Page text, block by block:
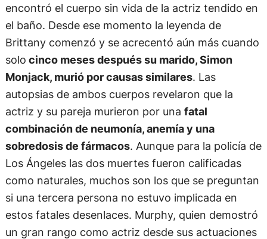
encontró el cuerpo sin vida de la actriz tendido en
el baño. Desde ese momento la leyenda de
Brittany comenzó y se acrecentó aún más cuando
solo cinco meses después su marido, Simon
Monjack, murió por causas similares. Las
autopsias de ambos cuerpos revelaron que la
actriz y su pareja murieron por una fatal
combinación de neumonía, anemía y una
sobredosis de fármacos. Aunque para la policía de
Los Ángeles las dos muertes fueron calificadas
como naturales, muchos son los que se preguntan
si una tercera persona no estuvo implicada en
estos fatales desenlaces. Murphy, quien demostró
un gran rango como actriz desde sus actuaciones